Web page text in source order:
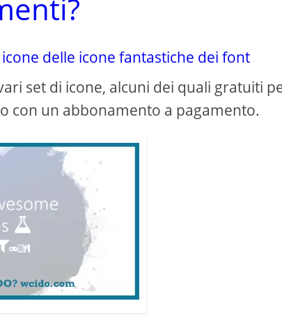
delle icone fantastiche dei font
set di icone, alcuni dei quali gratuiti
con un abbonamento a pagamento.